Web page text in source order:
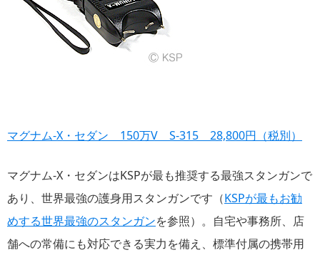
マグナム-X・セダン 150万V S-315 28,800円（税別）
マグナム-X・セダンはKSPが最も推奨する最強スタンガンで
あり、世界最強の護身用スタンガンです（KSPが最もお勧
めする世界最強のスタンガンを参照）。自宅や事務所、店
舗への常備にも対応できる実力を備え、標準付属の携帯用